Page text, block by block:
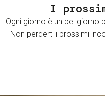
I
Ogni giorno è un bel giorno
Non perderti i prossimi